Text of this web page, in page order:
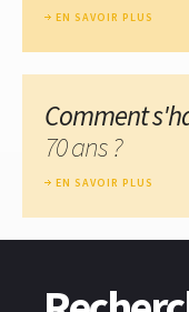
EN SAVOIR PLUS
Comment
70 ans ?
EN SAVOIR PLUS